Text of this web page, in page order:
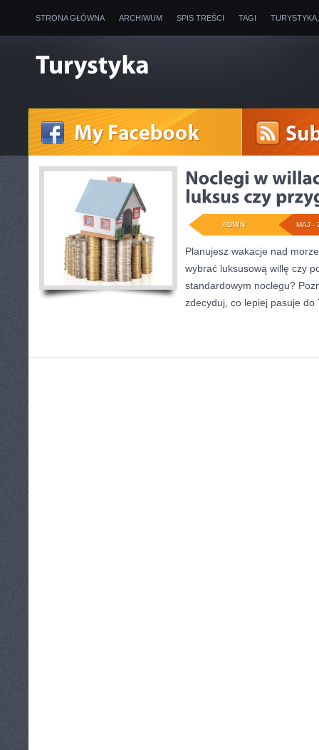
STRONA GŁÓWNA ARCHIWUM SPIS TREŚCI TAGI
MAJ -
ADMIN
Planujesz wakacje nad
wybrać luksusową willę czy
standardowym noclegu?
zdecyduj, co lepiej pasuje do